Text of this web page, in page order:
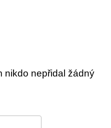
nikdo nepřidal žádný